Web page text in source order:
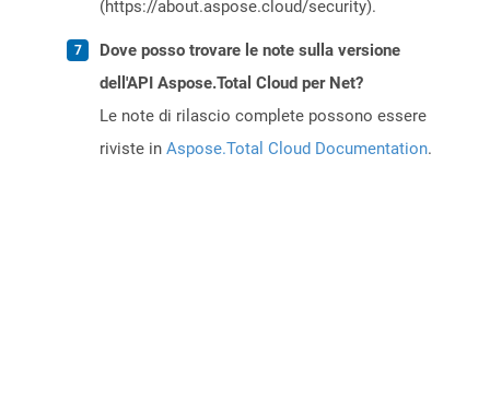
(https://about.aspose.cloud/security).
Dove posso trovare le note sulla versione
dell'API Aspose.Total Cloud per Net?
Le note di rilascio complete possono essere
riviste in Aspose.Total Cloud Documentation.